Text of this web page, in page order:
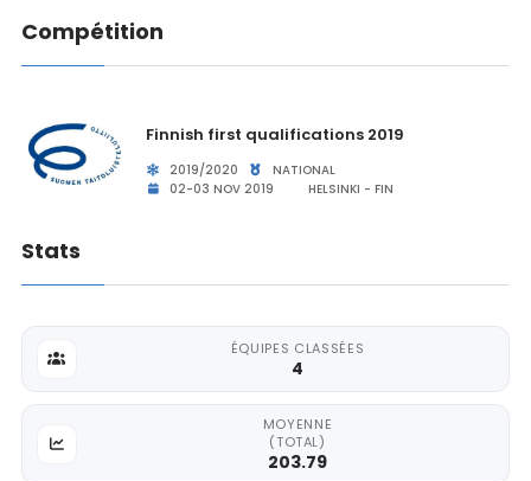
Compétition
Finnish first qualifications 2019
2019/2020
NATIONAL
02-03 NOV 2019
HELSINKI - FIN
Stats
ÉQUIPES CLASSÉES
4
MOYENNE
(TOTAL)
203.79